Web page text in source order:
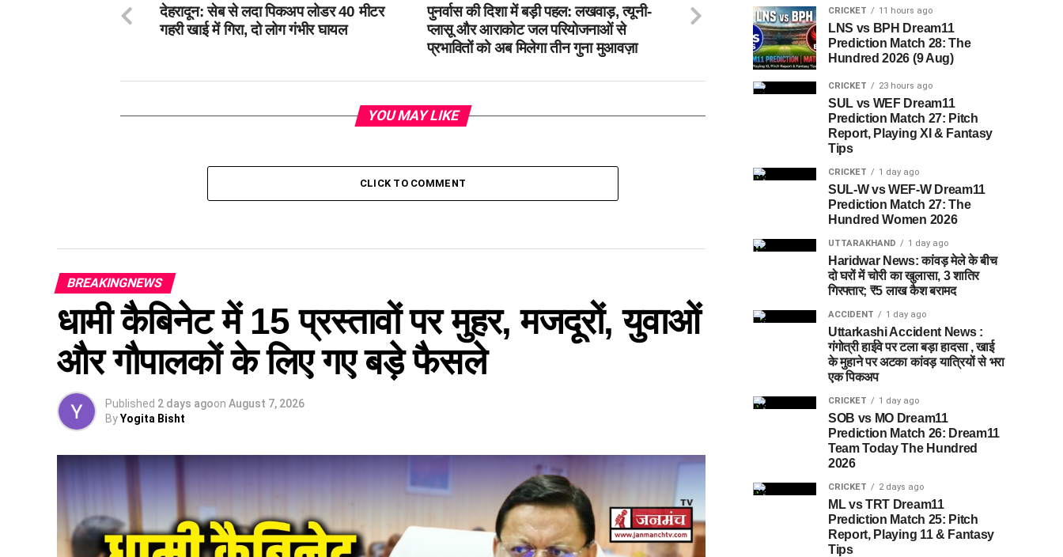
पुनर्वास की दिशा में बड़ी पहल: लखवाड़, त्यूनी-
प्लासू और आराकोट जल परियोजनाओं से
प्रभावितों को अब मिलेगा तीन गुना मुआवज़ा
देहरादून: सेब से लदा पिकअप लोडर 40 मीटर
गहरी खाई में गिरा, दो लोग गंभीर घायल
YOU MAY LIKE
CLICK TO COMMENT
BREAKINGNEWS
धामी कैबिनेट में 15 प्रस्तावों पर मुहर, मजदूरों, युवाओं
और गौपालकों के लिए गए बड़े फैसले
Published 2 days agoon August 7, 2026
ByYogita Bisht
CRICKET 11 hours ago
LNS vs BPH Dream11
Prediction Match 28: The
Hundred 2026 (9 Aug)
CRICKET 23 hours ago
SUL vs WEF Dream11
Prediction Match 27: Pitch
Report, Playing XI & Fantasy
Tips
CRICKET 1 day ago
SUL-W vs WEF-W Dream11
Prediction Match 27: The
Hundred Women 2026
UTTARAKHAND 1 day ago
Haridwar News: कांवड़ मेले के बीच
दो घरों में चोरी का खुलासा, 3 शातिर
गिरफ्तार; ₹5 लाख कैश बरामद
ACCIDENT 1 day ago
Uttarkashi Accident News :
गंगोत्री हाईवे पर टला बड़ा हादसा , खाई
के मुहाने पर अटका कांवड़ यात्रियों से भरा
एक पिकअप
CRICKET 1 day ago
SOB vs MO Dream11
Prediction Match 26: Dream11
Team Today The Hundred
2026
CRICKET 2 days ago
ML vs TRT Dream11
Prediction Match 25: Pitch
Report, Playing 11 & Fantasy
Tips